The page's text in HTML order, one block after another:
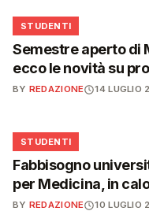
🎓
STUDENTI
Semestre aperto di
ecco le novità su
BY REDAZIONE 14 LUGLIO
🎓
STUDENTI
Fabbisogno
per Medicina, in
BY REDAZIONE 10 LUGLIO